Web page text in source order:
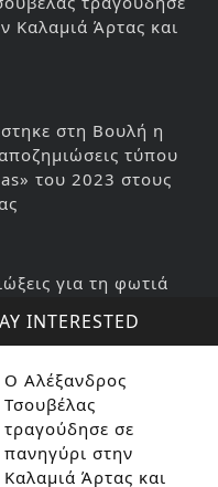
INTERESTED
Ο Αλέξανδρος
Τσουβέλας
τραγούδησε σε
πανηγύρι στην
Καλαμιά Άρτας και
Καλαμιά Άρτας και
στη Βουλή η
τύπου
του 2023 στους
για τη φωτιά
τεχνικός ασφαλείας
ΑΡΤΑΣ